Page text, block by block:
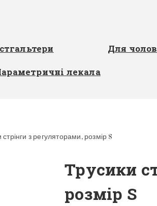
Для
лекала
стрінги з регуляторами, розмір S
Трусики
розмір S